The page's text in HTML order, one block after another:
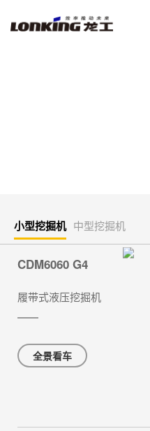
小型挖掘机 中型挖掘机
CDM6060 G4
履带式液压挖掘机
全景看车